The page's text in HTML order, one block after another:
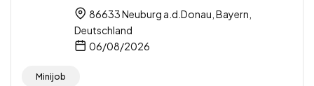
86633 Neuburg a.d.Donau, Bayern,
Deutschland
06/08/2026
Minijob